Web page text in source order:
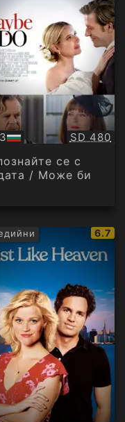
SD 480
се с
/ Може би
IMDb
6.7